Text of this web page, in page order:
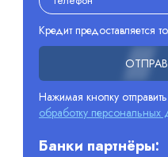
Кредит предоставляется
Нажимая кнопку
обработку персональных
Банки партнёры: